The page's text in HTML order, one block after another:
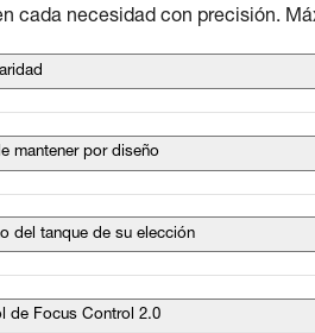
cada necesidad con precisión.
mantener por diseño
del tanque de su elección
de Focus Control 2.0